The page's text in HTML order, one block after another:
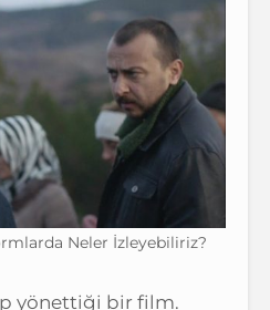
Neler İzleyebiliriz?
yönettiği bir film.